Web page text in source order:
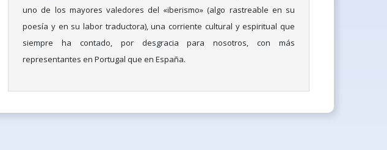
uno de los mayores valedores del «iberismo» (algo rastreable en su
poesía y en su labor traductora), una corriente cultural y espiritual que
siempre ha contado, por desgracia para nosotros, con más
representantes en Portugal que en España.